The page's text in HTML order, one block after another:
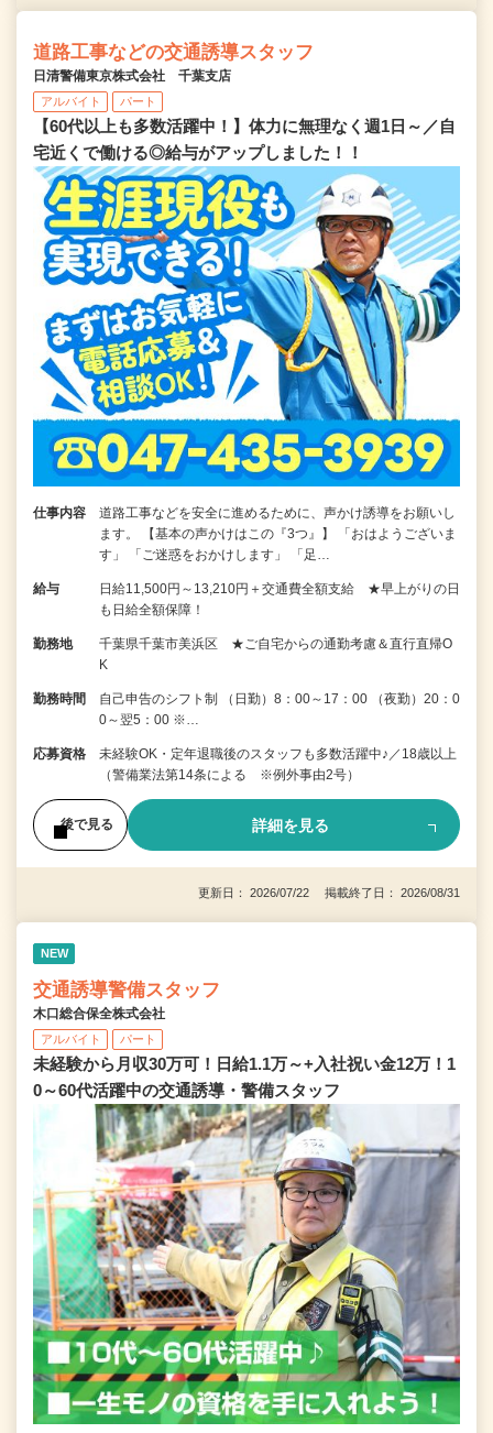
道路工事などの交通誘導スタッフ
日清警備東京株式会社 千葉支店
アルバイト パート
【60代以上も多数活躍中！】体力に無理なく週1日～／自
宅近くで働ける◎給与がアップしました！！
仕事内容
道路工事などを安全に進めるために、声かけ誘導をお願いし
ます。 【基本の声かけはこの『3つ』】 「おはようございま
す」 「ご迷惑をおかけします」 「足…
給与
日給11,500円～13,210円＋交通費全額支給 ★早上がりの日
も日給全額保障！
勤務地
千葉県千葉市美浜区 ★ご自宅からの通勤考慮＆直行直帰O
K
勤務時間
自己申告のシフト制 （日勤）8：00～17：00 （夜勤）20：0
0～翌5：00 ※…
応募資格
未経験OK・定年退職後のスタッフも多数活躍中♪／18歳以上
（警備業法第14条による ※例外事由2号）
後で見る 詳細を見る
更新日： 2026/07/22 掲載終了日： 2026/08/31
NEW
交通誘導警備スタッフ
木口総合保全株式会社
アルバイト パート
未経験から月収30万可！日給1.1万～+入社祝い金12万！1
0～60代活躍中の交通誘導・警備スタッフ